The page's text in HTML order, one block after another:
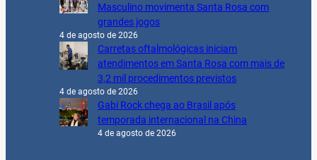
Masculino movimenta Santa Rosa com
grandes jogos
4 de agosto de 2026
Carretas oftalmológicas iniciam
atendimentos em Santa Rosa com mais de
3,2 mil procedimentos previstos
4 de agosto de 2026
Gabi Rock chega ao Brasil após
temporada internacional na China
4 de agosto de 2026